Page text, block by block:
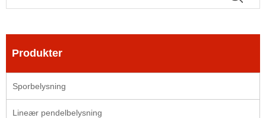
Produkter
Sporbelysning
Lineær pendelbelysning